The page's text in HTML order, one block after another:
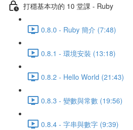
打穩基本功的 10 堂課 - Ruby
0.8.0 - Ruby 簡介 (7:48)
0.8.1 - 環境安裝 (13:18)
0.8.2 - Hello World (21:43)
0.8.3 - 變數與常數 (19:56)
0.8.4 - 字串與數字 (9:39)